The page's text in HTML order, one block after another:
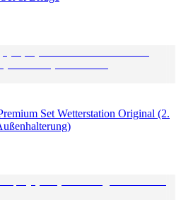
Set Wetterstation Original (2.